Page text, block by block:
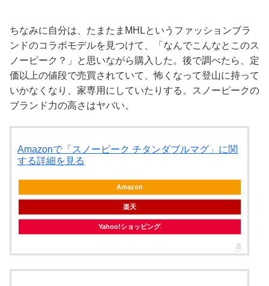
ちなみに自分は、たまたまMHLというファッションブラ
ンドのコラボモデルを見つけて、「なんでこんなとこのス
ノーピーク？」と思いながら購入した。後で調べたら、定
価以上の値段で売買されていて、怖くなって登山に持って
いかなくなり、家専用にしていたりする。スノーピークの
ブランド力の高さはヤバい。
Amazonで「スノーピーク チタンダブルマグ」に関
する詳細を見る
Amazon
楽天
Yahoo!ショッピング